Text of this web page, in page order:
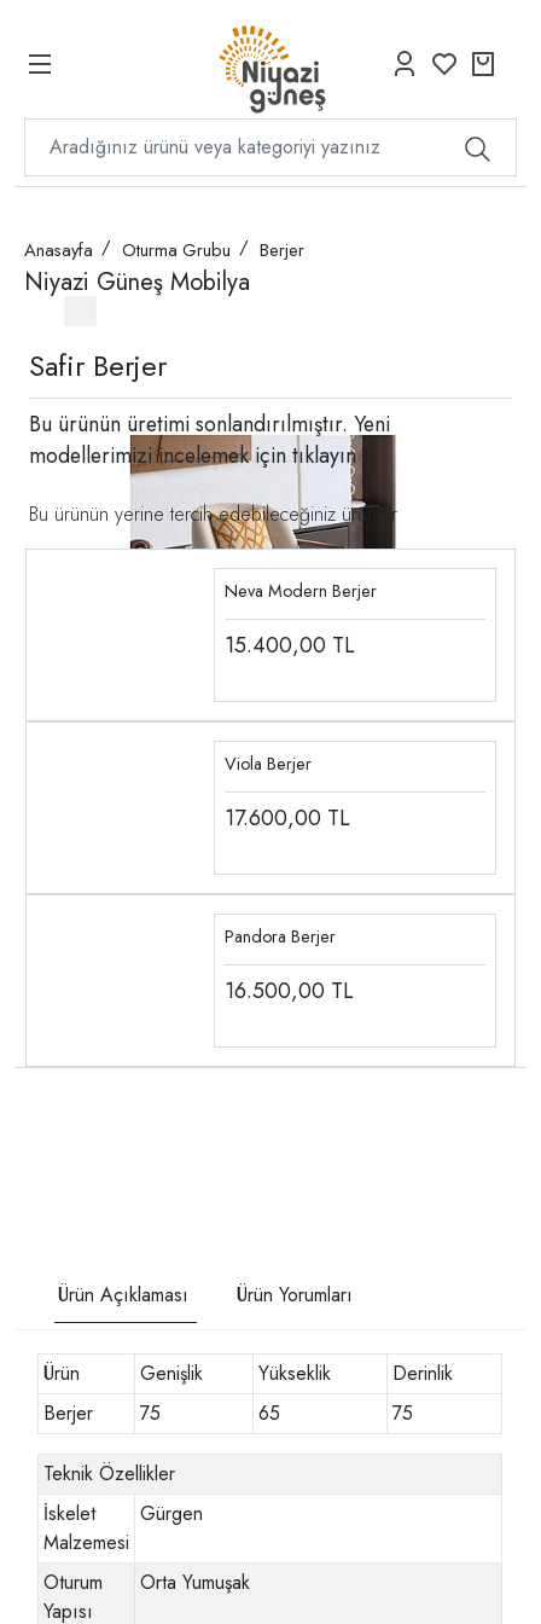
Anasayfa Oturma Grubu Berjer
Niyazi Güneş Mobilya
Safir Berjer
Bu ürünün üretimi sonlandırılmıştır. Yeni
modellerimizi incelemek içintıklayın
Bu ürünün yerine tercih edebileceğiniz ürünler
Neva Modern Berjer
15.400,00 TL
Viola Berjer
17.600,00 TL
Pandora Berjer
16.500,00 TL
Ürün Açıklaması Ürün Yorumları
Ürün Genişlik Yükseklik
Derinlik
Berjer
75 65 75
Teknik Özellikler
İskelet
Malzemesi
Gürgen
Oturum
Yapısı
Orta Yumuşak